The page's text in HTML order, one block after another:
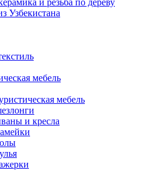
и резьба по дереву
Узбекистана
мебель
мебель
и кресла